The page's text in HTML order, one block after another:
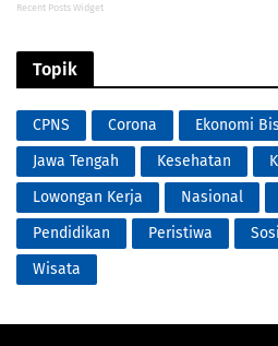
Recent Posts Widget
Topik
CPNS Corona Ekonomi
Jawa Tengah
Kesehatan
Lowongan Kerja
Nasional
Pendidikan
Peristiwa
Wisata